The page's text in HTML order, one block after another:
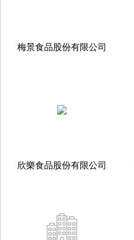
梅景食品股份有限公司
欣樂食品股份有限公司